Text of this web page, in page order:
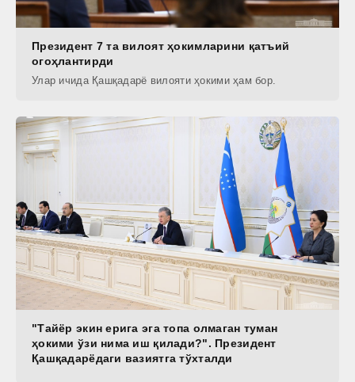
Президент 7 та вилоят ҳокимларини қатъий
огоҳлантирди
Улар ичида Қашқадарё вилояти ҳокими ҳам бор.
"Тайёр экин ерига эга топа олмаган туман
ҳокими ўзи нима иш қилади?". Президент
Қашқадарёдаги вазиятга тўхталди